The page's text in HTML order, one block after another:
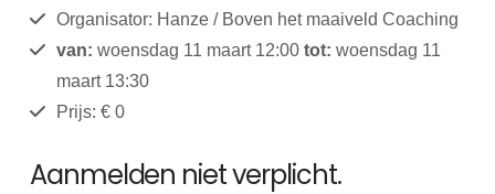
Organisator: Hanze / Boven het maaiveld Coaching
van: woensdag 11 maart 12:00 tot: woensdag 11
maart 13:30
Prijs: € 0
Aanmelden niet verplicht.